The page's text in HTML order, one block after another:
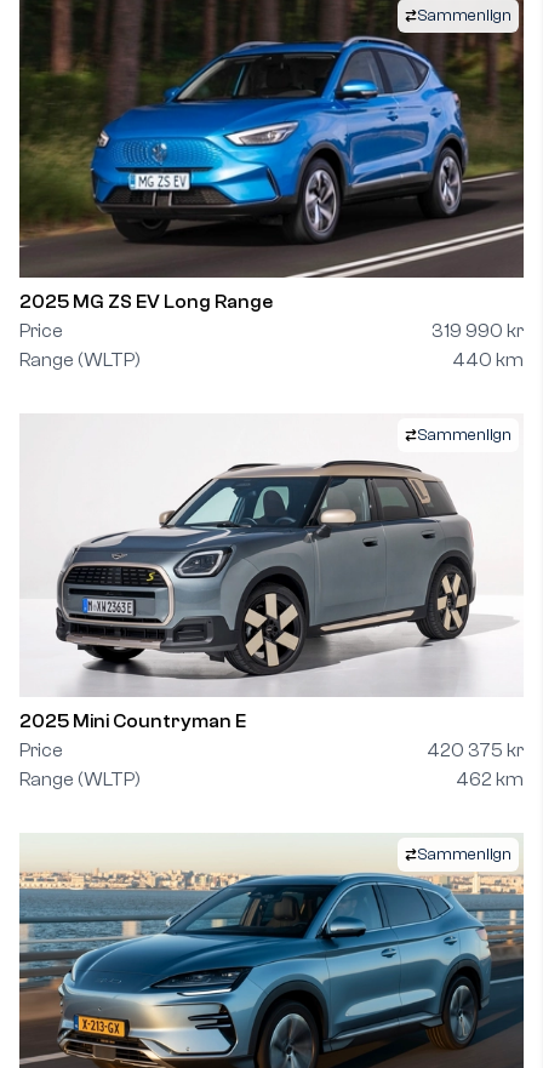
Sammenlign
2025 MG ZS EV Long Range
Price
319 990 kr
Range (WLTP)
440 km
Sammenlign
2025 Mini Countryman E
Price
420 375 kr
Range (WLTP)
462 km
Sammenlign